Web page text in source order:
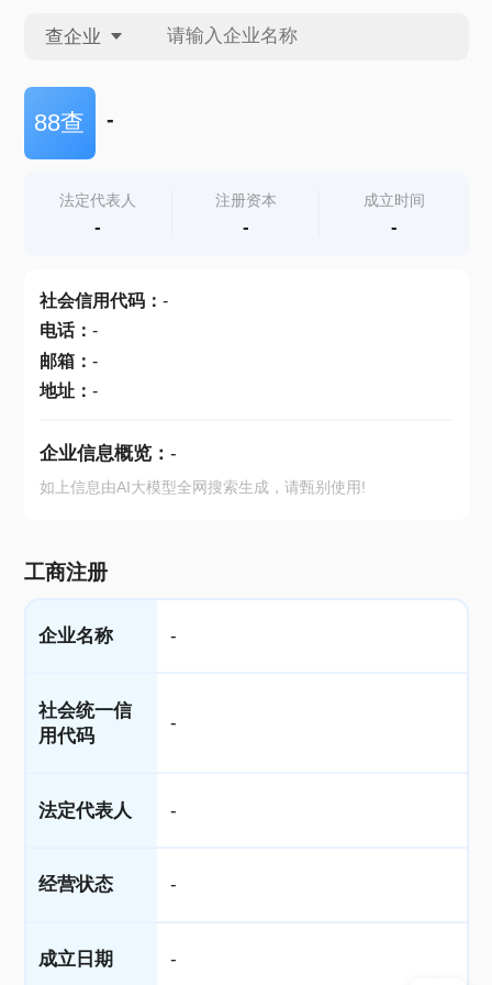
查企业
查企业
查产地
88查 -
法定代表人
-
注册资本
-
成立时间
-
社会信用代码： -
电话： -
邮箱： -
地址： -
企业信息概览： -
如上信息由AI大模型全网搜索生成，请甄别使用!
工商注册
企业名称 -
社会统一信
用代码
-
法定代表人 -
经营状态 -
成立日期 -